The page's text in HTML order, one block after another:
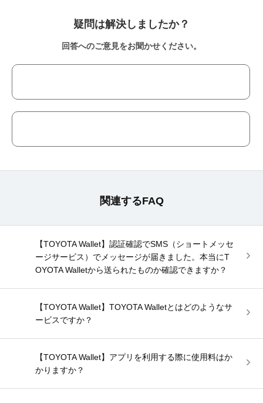
疑問は解決しましたか？
回答へのご意見をお聞かせください。
関連するFAQ
【TOYOTA Wallet】認証確認でSMS（ショートメッセ
ージサービス）でメッセージが届きました。本当にT
OYOTA Walletから送られたものか確認できますか？
【TOYOTA Wallet】TOYOTA Walletとはどのようなサ
ービスですか？
【TOYOTA Wallet】アプリを利用する際に使用料はか
かりますか？